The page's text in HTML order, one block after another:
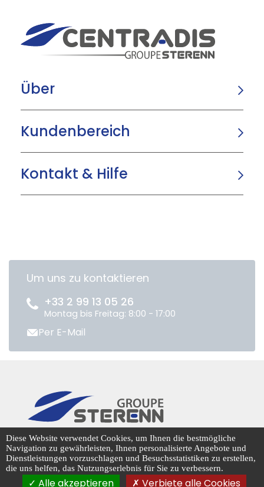
Über
Kundenbereich
Kontakt & Hilfe
Um uns zu kontaktieren
+33 2 99 13 05 26
Montag bis Freitag: 8:00 - 17:00
Per E-Mail
CENTRADIS © 2026
Cookie-Management
Diese Website verwendet Cookies, um Ihnen die bestmögliche
Navigation zu gewährleisten, Ihnen personalisierte Angebote und
Dienstleistungen vorzuschlagen und Besuchsstatistiken zu erstellen,
die uns helfen, das Nutzungserlebnis für Sie zu verbessern.
Alle akzeptieren Verbiete alle Cookies